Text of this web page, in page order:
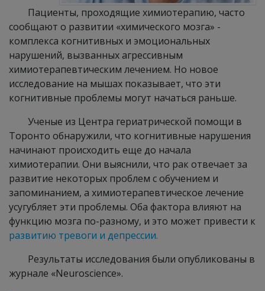
Пациенты, проходящие химиотерапию, часто
сообщают о развитии «химического мозга» -
комплекса когнитивных и эмоциональных
нарушений, вызванных агрессивным
химиотерапевтическим лечением. Но новое
исследование на мышах показывает, что эти
когнитивные проблемы могут начаться раньше.
Ученые из Центра гериатрической помощи в
Торонто обнаружили, что когнитивные нарушения
начинают происходить еще до начала
химиотерапии. Они выяснили, что рак отвечает за
развитие некоторых проблем с обучением и
запоминанием, а химиотерапевтическое лечение
усугубляет эти проблемы. Оба фактора влияют на
функцию мозга по-разному, и это может привести к
развитию тревоги и депрессии.
Результаты исследования были опубликованы в
журнале «Neuroscience».